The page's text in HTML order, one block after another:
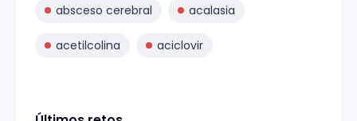
absceso cerebral acalasia
acetilcolina aciclovir